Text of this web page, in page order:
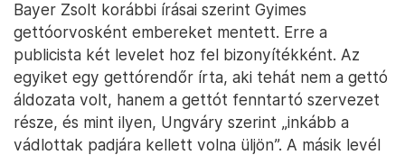
Bayer Zsolt korábbi írásai szerint Gyimes
gettóorvosként embereket mentett. Erre a
publicista két levelet hoz fel bizonyítékként. Az
egyiket egy gettórendőr írta, aki tehát nem a gettó
áldozata volt, hanem a gettót fenntartó szervezet
része, és mint ilyen, Ungváry szerint „inkább a
vádlottak padjára kellett volna üljön”. A másik levél